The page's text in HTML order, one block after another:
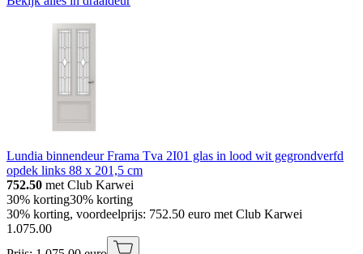
Lundia binnendeur Frama Tva 2I01 glas in lood wit gegrondverfd
opdek links 88 x 201,5 cm
752.50 met Club Karwei
30% korting30% korting
30% korting, voordeelprijs: 752.50 euro met Club Karwei
1 .075.00